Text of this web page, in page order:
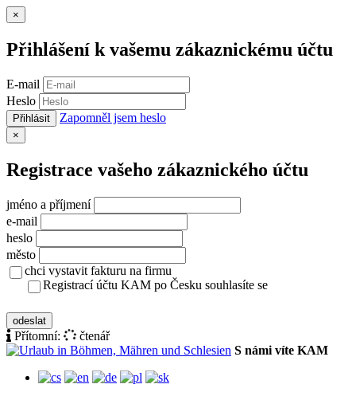
×
Přihlášení k vašemu zákaznickému účtu
E-mail
Heslo
Přihlásit Zapomněl jsem heslo
×
Registrace vašeho zákaznického účtu
jméno a příjmení
e-mail
heslo
město
chci vystavit fakturu na firmu
Registrací účtu KAM po Česku souhlasíte se
odeslat
Přítomní:
čtenář
S námi víte KAM